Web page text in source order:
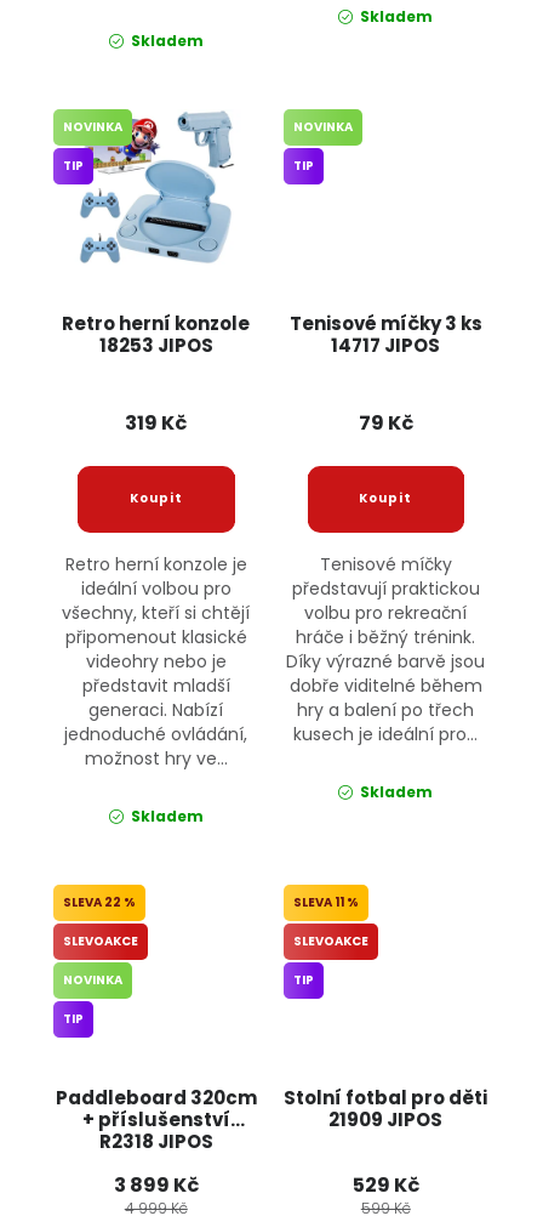
Skladem
Skladem
Retro herní konzole
18253 JIPOS
NOVINKA
TIP
319 Kč
Retro herní konzole je
ideální volbou pro
všechny, kteří si chtějí
připomenout klasické
videohry nebo je
představit mladší
generaci. Nabízí
jednoduché ovládání,
možnost hry ve...
Skladem
Tenisové míčky 3 ks
14717 JIPOS
NOVINKA
TIP
79 Kč
Tenisové míčky
představují praktickou
volbu pro rekreační
hráče i běžný trénink.
Díky výrazné barvě jsou
dobře viditelné během
hry a balení po třech
kusech je ideální pro...
Skladem
Paddleboard 320cm
+ příslušenství
R2318 JIPOS
22 %
SLEVOAKCE
NOVINKA
TIP
3 899 Kč
4 999 Kč
Stolní fotbal pro děti
21909 JIPOS
11 %
SLEVOAKCE
TIP
529 Kč
599 Kč